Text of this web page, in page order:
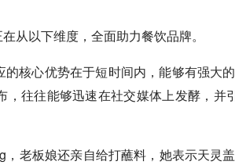
从以下维度，全面助力餐饮品牌。
核心优势在于短时间内，能够有强大
往往能够迅速在社交媒体上发酵，并
老板娘还亲自给打蘸料，她表示天灵